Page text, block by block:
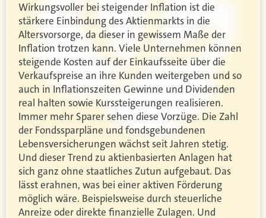
Wirkungsvoller bei steigender Inflation ist die
stärkere Einbindung des Aktienmarkts in die
Altersvorsorge, da dieser in gewissem Maße der
Inflation trotzen kann. Viele Unternehmen können
steigende Kosten auf der Einkaufsseite über die
Verkaufspreise an ihre Kunden weitergeben und so
auch in Inflationszeiten Gewinne und Dividenden
real halten sowie Kurssteigerungen realisieren.
Immer mehr Sparer sehen diese Vorzüge. Die Zahl
der Fondssparpläne und fondsgebundenen
Lebensversicherungen wächst seit Jahren stetig.
Und dieser Trend zu aktienbasierten Anlagen hat
sich ganz ohne staatliches Zutun aufgebaut. Das
lässt erahnen, was bei einer aktiven Förderung
möglich wäre. Beispielsweise durch steuerliche
Anreize oder direkte finanzielle Zulagen. Und